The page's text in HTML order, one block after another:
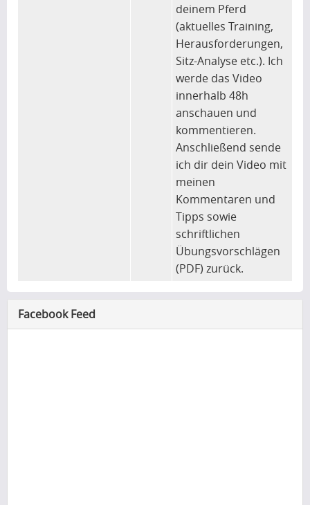
deinem Pferd
(aktuelles Training,
Herausforderungen,
Sitz-Analyse etc.). Ich
werde das Video
innerhalb 48h
anschauen und
kommentieren.
Anschließend sende
ich dir dein Video mit
meinen
Kommentaren und
Tipps sowie
schriftlichen
Übungsvorschlägen
(PDF) zurück.
Facebook Feed